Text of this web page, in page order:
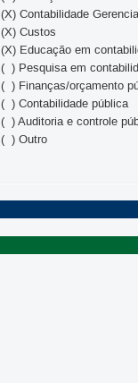
(X) Contabilidade
(X) Custos
(X) Educação em
( ) Pesquisa em
( ) Finanças/orçamento
( ) Contabilidade pública
( ) Auditoria e controle
( ) Outro